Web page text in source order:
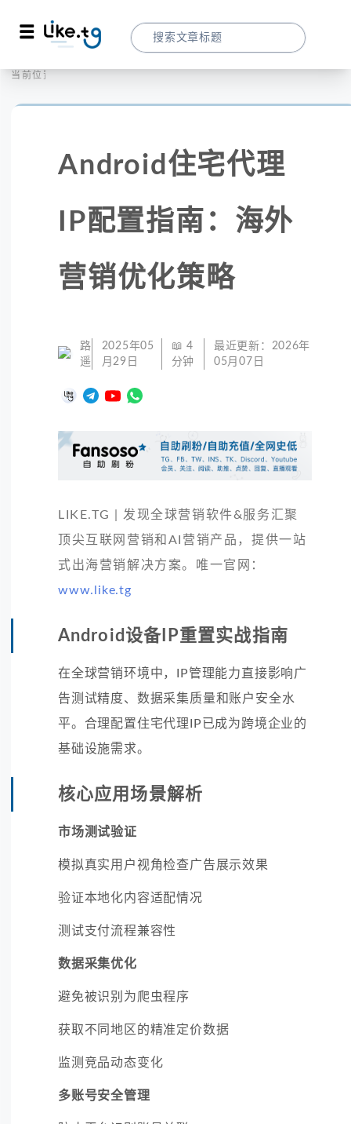
当前位置：
Android住宅代理
IP配置指南：海外
营销优化策略
路
遥
2025年05
月29日
📖 4
分钟
最近更新： 2026年
05月07日
LIKE.TG | 发现全球营销软件&服务汇聚
顶尖互联网营销和AI营销产品，提供一站
式出海营销解决方案。唯一官网：
www.like.tg
Android设备IP重置实战指南
在全球营销环境中，IP管理能力直接影响广
告测试精度、数据采集质量和账户安全水
平。合理配置住宅代理IP已成为跨境企业的
基础设施需求。
核心应用场景解析
市场测试验证
模拟真实用户视角检查广告展示效果
验证本地化内容适配情况
测试支付流程兼容性
数据采集优化
避免被识别为爬虫程序
获取不同地区的精准定价数据
监测竞品动态变化
多账号安全管理